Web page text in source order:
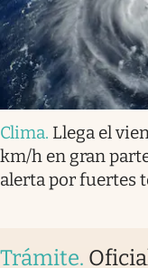
Clima. Llega el
km/h en gran
alerta por fuertes
Trámite.